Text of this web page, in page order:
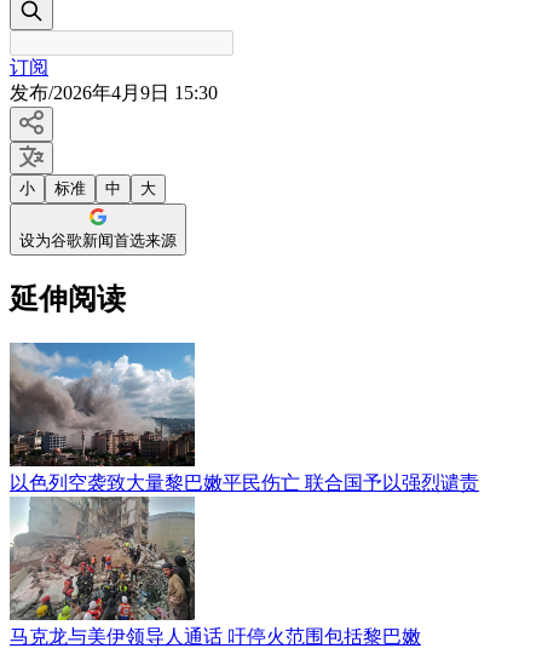
订阅
发布/2026年4月9日 15:30
小 标准 中 大
设为谷歌新闻首选来源
延伸阅读
以色列空袭致大量黎巴嫩平民伤亡 联合国予以强烈谴责
马克龙与美伊领导人通话 吁停火范围包括黎巴嫩